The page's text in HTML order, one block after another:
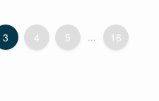
3 4 5 ... 16